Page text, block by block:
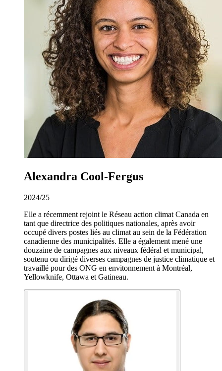
Alexandra Cool-Fergus
2024/25
Elle a récemment rejoint le Réseau action climat Canada en
tant que directrice des politiques nationales, après avoir
occupé divers postes liés au climat au sein de la Fédération
canadienne des municipalités. Elle a également mené une
douzaine de campagnes aux niveaux fédéral et municipal,
soutenu ou dirigé diverses campagnes de justice climatique et
travaillé pour des ONG en envitonnement à Montréal,
Yellowknife, Ottawa et Gatineau.